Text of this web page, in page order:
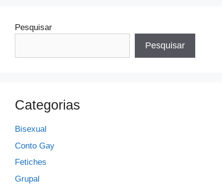
Pesquisar
Pesquisar
Categorias
Bisexual
Conto Gay
Fetiches
Grupal